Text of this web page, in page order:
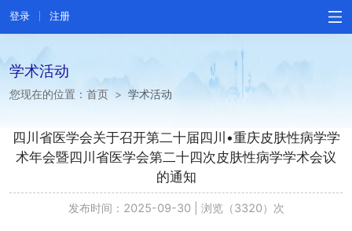
登录 注册
学术活动
您现在的位置： 首页 > 学术活动
四川省医学会关于召开第二十届四川•重庆皮肤性病学学
术年会暨四川省医学会第二十四次皮肤性病学学术会议
的通知
发布时间：2025-09-30| 浏览（3320）次